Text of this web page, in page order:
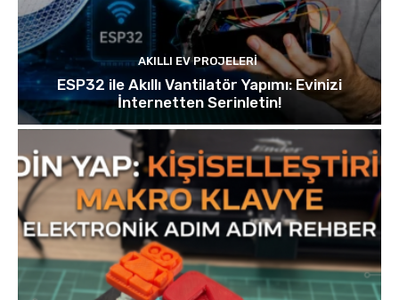
AKILLI EV PROJELERI
ESP32 ile Akıllı Vantilatör Yapımı: Evinizi
İnternetten Serinletin!